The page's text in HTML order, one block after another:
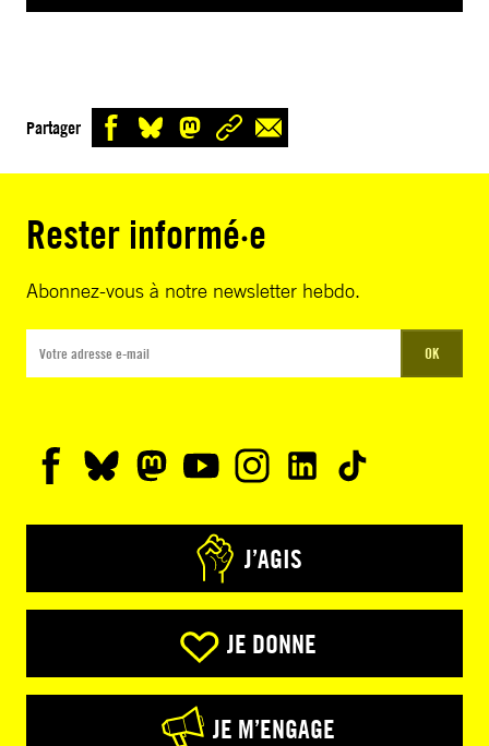
Partager
Rester informé·e
Abonnez-vous à notre newsletter hebdo.
OK
J’AGIS
JE DONNE
JE M’ENGAGE